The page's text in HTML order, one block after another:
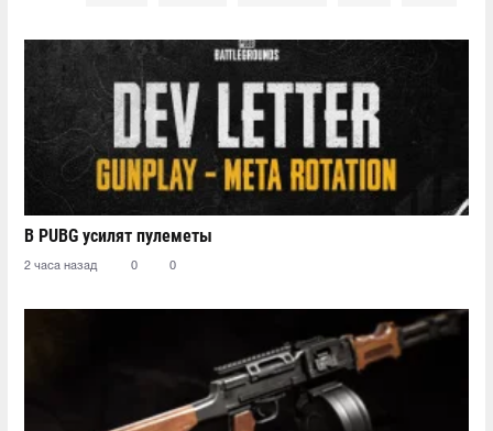
В PUBG усилят пулеметы
2 часа назад 0 0